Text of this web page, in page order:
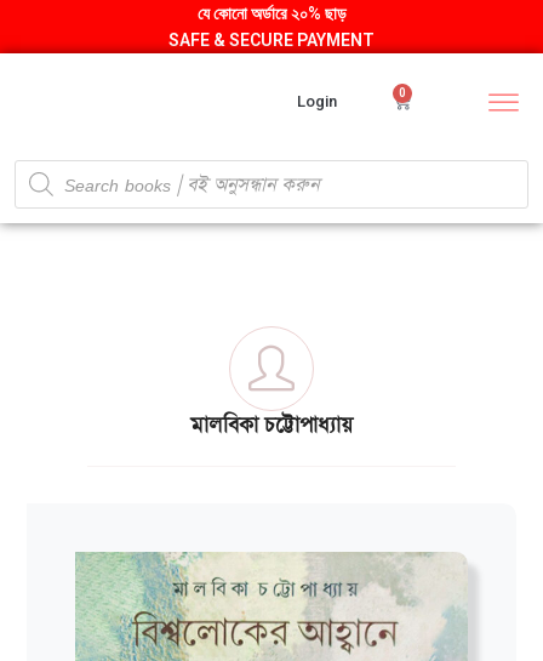
যে কোনো অর্ডারে ২০% ছাড়
SAFE & SECURE PAYMENT
Login 0
মালবিকা চট্টোপাধ্যায়